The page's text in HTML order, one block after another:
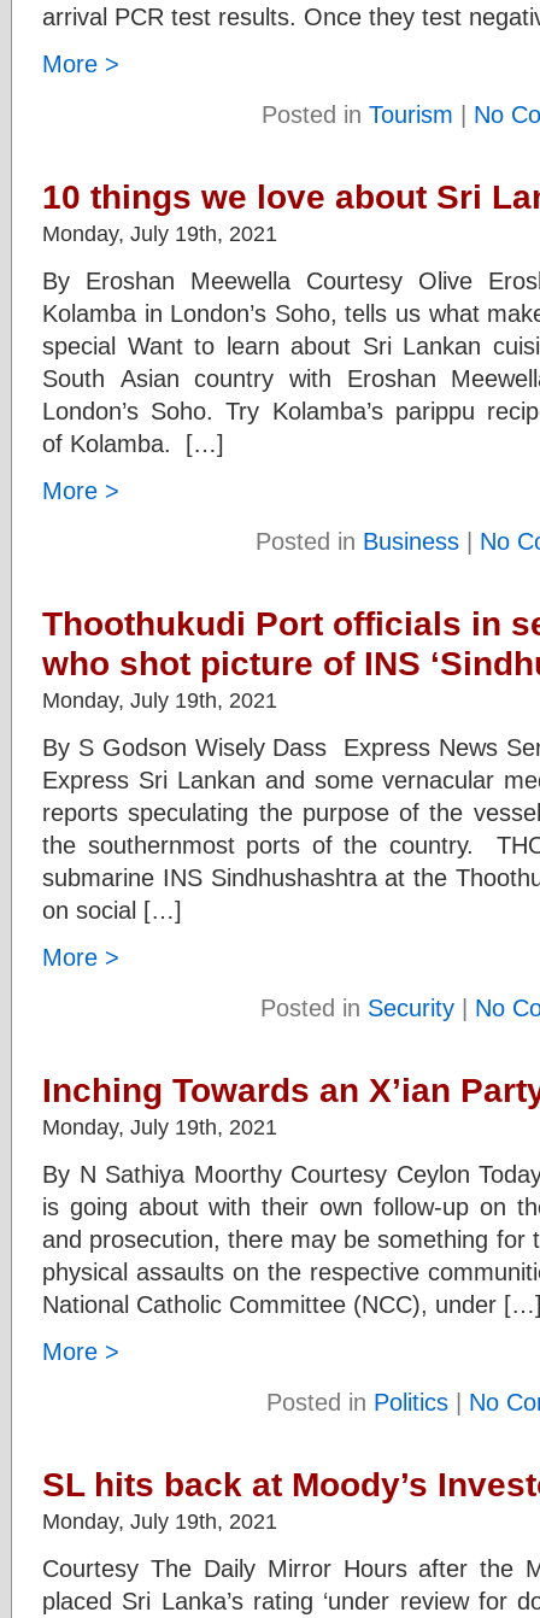
arrival PCR test results. Once they test
More >
Posted in Tourism | No
10 things we love about Sri
Monday, July 19th, 2021
By Eroshan Meewella Courtesy Olive
Kolamba in London’s Soho, tells us what
special Want to learn about Sri Lankan
South Asian country with Eroshan
London’s Soho. Try Kolamba’s parippu
of Kolamba. […]
More >
Posted in Business | No
Thoothukudi Port officials in
who shot picture of INS
Monday, July 19th, 2021
By S Godson Wisely Dass Express News
Express Sri Lankan and some vernacular
reports speculating the purpose of the
the southernmost ports of the country.
submarine INS Sindhushashtra at the
on social […]
More >
Posted in Security | No
Inching Towards an X’ian
Monday, July 19th, 2021
By N Sathiya Moorthy Courtesy Ceylon
is going about with their own follow-up on
and prosecution, there may be something for
physical assaults on the respective
National Catholic Committee (NCC), under
More >
Posted in Politics | No
SL hits back at Moody’s
Monday, July 19th, 2021
Courtesy The Daily Mirror Hours after the
placed Sri Lanka’s rating ‘under review for